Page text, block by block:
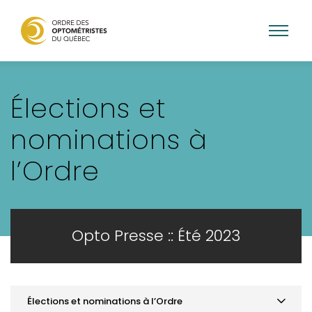
contenu
Élections et
nominations à
l’Ordre
Opto Presse :: Été 2023
Élections et nominations à l’Ordre